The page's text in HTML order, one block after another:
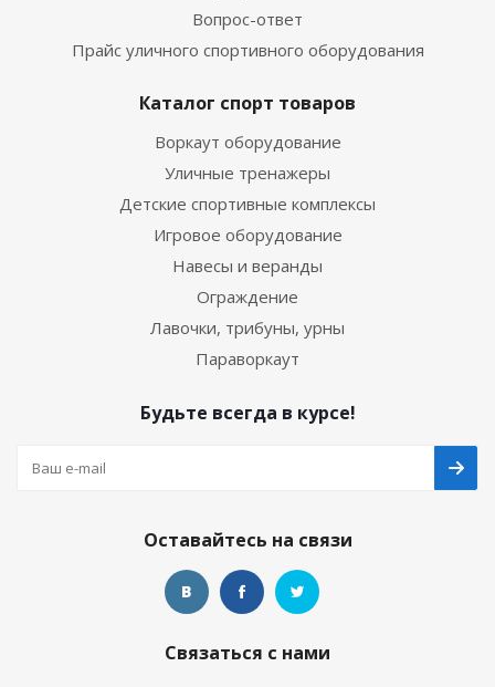
Вопрос-ответ
Прайс уличного спортивного оборудования
Каталог спорт товаров
Воркаут оборудование
Уличные тренажеры
Детские спортивные комплексы
Игровое оборудование
Навесы и веранды
Ограждение
Лавочки, трибуны, урны
Параворкаут
Будьте всегда в курсе!
Оставайтесь на связи
Связаться с нами